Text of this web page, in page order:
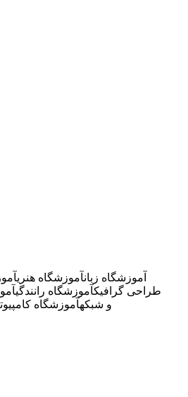
آموزشگاه زبانآموزشگاه هنری
طراحی گرافیکآموزشگاه رانندگی
آموزشگاه IT و شبکهآموزشگاه